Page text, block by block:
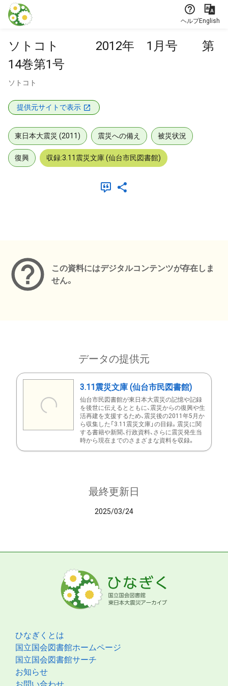
本文に飛ぶ
ヘルプEnglish
ソトコト 2012年 1月号 第
14巻第1号
ソトコト
提供元サイトで表示
東日本大震災 (2011) 震災への備え 被災状況
復興 収録:3.11震災文庫 (仙台市民図書館)
この資料にはデジタルコンテンツが存在しま
せん。
データの提供元
3.11震災文庫 (仙台市民図書館)
仙台市民図書館が東日本大震災の記憶や記録
を後世に伝えるとともに、震災からの復興や生
活再建を支援するため、震災後の2011年5月か
ら収集した「3.11震災文庫」の目録。震災に関
する書籍や新聞、行政資料、さらに震災発生当
時から現在までのさまざまな資料を収録。
最終更新日
2025/03/24
ひなぎくとは
国立国会図書館ホームページ
国立国会図書館サーチ
お知らせ